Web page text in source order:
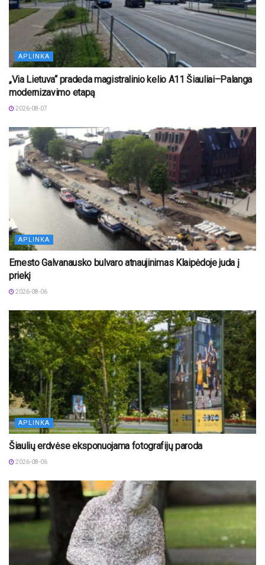
APLINKA
„Via Lietuva“ pradeda magistralinio kelio A11 Šiauliai–Palanga
modernizavimo etapą
2026-08-07
APLINKA
Ernesto Galvanausko bulvaro atnaujinimas Klaipėdoje juda į
priekį
2026-08-06
APLINKA
Šiaulių erdvėse eksponuojama fotografijų paroda
2026-08-06